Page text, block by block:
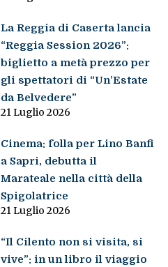
La Reggia di Caserta lancia
“Reggia Session 2026”:
biglietto a metà prezzo per
gli spettatori di “Un’Estate
da Belvedere”
21 Luglio 2026
Cinema: folla per Lino Banfi
a Sapri, debutta il
Marateale nella città della
Spigolatrice
21 Luglio 2026
“Il Cilento non si visita, si
vive”: in un libro il viaggio